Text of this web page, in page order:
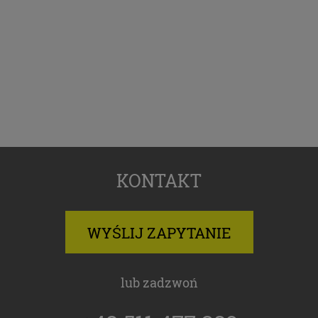
KONTAKT
WYŚLIJ ZAPYTANIE
lub zadzwoń
dać Ci pełną wiedzę i komfort w korzystaniu z
poniższymi informacjami przed przejściem do
serwisu. Klikając przycisk „przejdź do serwisu” lub
Z dniem 25 maja 2018 r. rozpoczyna obowiązywanie